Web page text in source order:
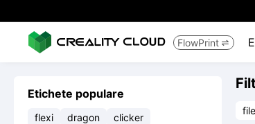
FlowPrint 
Etichete populare
flexi dragon
clicker